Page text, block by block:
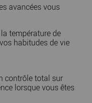
avancées vous
température de
habitudes de vie
contrôle total sur
lorsque vous êtes